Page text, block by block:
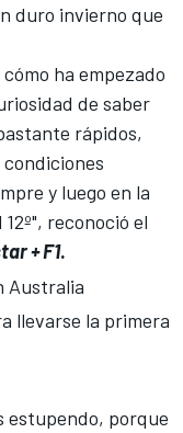
duro invierno que
ha empezado
de saber
rápidos,
y luego en la
reconoció el
+ F1.
Australia
llevarse la primera
estupendo, porque